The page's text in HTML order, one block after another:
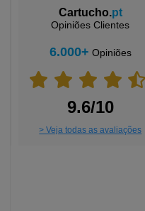
Cartucho.pt
Opiniões Clientes
6.000+ Opiniões
9.6/10
> Veja todas as avaliações